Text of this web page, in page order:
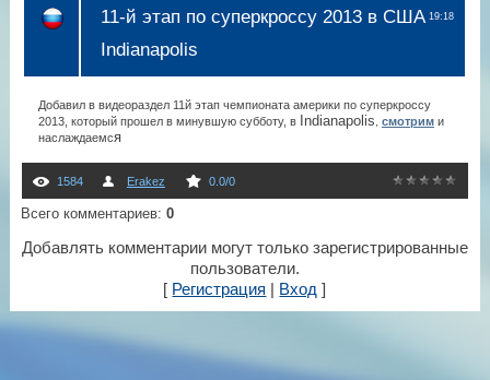
19:18
11-й этап по суперкроссу 2013 в США
Indianapolis
Добавил в видеораздел 11й этап чемпионата америки по суперкроссу
2013, который прошел в минувшую субботу, в Indianapolis смотрими
наслаждаемся
1584 Erakez 0.0/0
Всего комментариев: 0
Добавлять комментарии могут только зарегистрированные
пользователи.
[ Регистрация Вход ]